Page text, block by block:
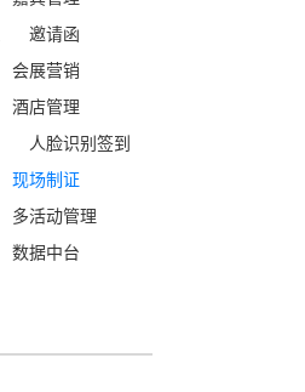
邀请函
会展营销
酒店管理
人脸识别签到
现场制证
多活动管理
数据中台